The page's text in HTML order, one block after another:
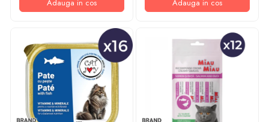
Adauga in cos
Adauga in cos